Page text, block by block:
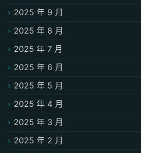
2025 年 9 月
2025 年 8 月
2025 年 7 月
2025 年 6 月
2025 年 5 月
2025 年 4 月
2025 年 3 月
2025 年 2 月